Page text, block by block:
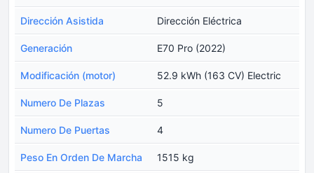
Dirección Asistida Dirección Eléctrica
Generación E70 Pro (2022)
Modificación (motor) 52.9 kWh (163 CV) Electric
Numero De Plazas 5
Numero De Puertas 4
Peso En Orden De Marcha 1515 kg